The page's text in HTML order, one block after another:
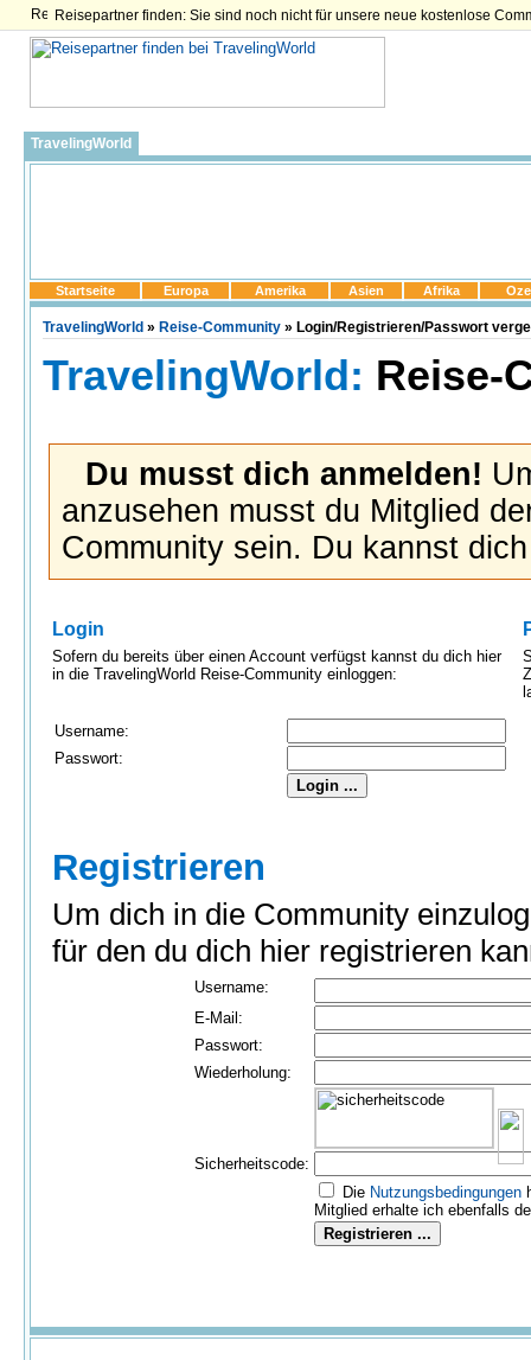
Reisepartner finden: Sie sind noch nicht für unsere neue kostenlose
TravelingWorld
Startseite Europa Amerika Asien Afrika
TravelingWorld » Reise-Community » Login/Registrieren/Passwort
TravelingWorld: Reise-
Du musst dich anmelden!
anzusehen musst du Mitglied
Community sein. Du kannst
Login
Sofern du bereits über einen Account verfügst kannst du dich hier
in die TravelingWorld Reise-Community einloggen:
Username:
Passwort:
Registrieren
Um dich in die Community
für den du dich hier registrieren
Username:
E-Mail:
Passwort:
Wiederholung:
Sicherheitscode:
Die Nutzungs­bedingungen
Mitglied erhalte ich ebenfalls